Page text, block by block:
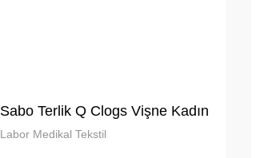
Sabo Terlik Q Clogs Vişne Kadın
Labor Medikal Tekstil